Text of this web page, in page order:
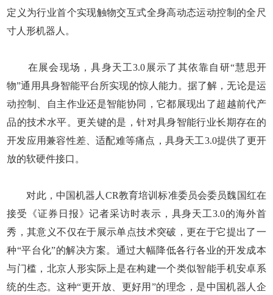
定义为行业首个实现触物交互式全身高动态运动控制的全尺
寸人形机器人。
在展会现场，具身天工3.0展示了其依靠自研“慧思开
物”通用具身智能平台所实现的惊人能力。据了解，无论是运
动控制、自主作业还是智能协同，它都展现出了超越前代产
品的技术水平。更关键的是，针对具身智能行业长期存在的
开发应用兼容性差、适配难等痛点，具身天工3.0提供了更开
放的软硬件接口。
对此，中国机器人CR教育培训标准委员会委员魏国红在
接受《证券日报》记者采访时表示，具身天工3.0的海外首
秀，其意义不仅在于展示单点技术突破，更在于它提出了一
种“平台化”的解决方案。通过大幅降低各行各业的开发成本
与门槛，北京人形实际上是在构建一个类似智能手机安卓系
统的生态。这种“更开放、更好用”的理念，是中国机器人企